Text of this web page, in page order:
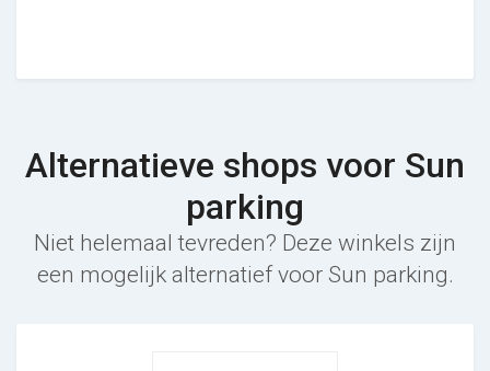
Alternatieve shops voor Sun
parking
Niet helemaal tevreden? Deze winkels zijn
een mogelijk alternatief voor Sun parking.